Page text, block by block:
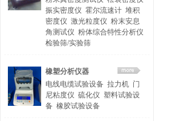
振实密度仪 霍尔流速计 堆积
密度仪 激光粒度仪 粉末安息
角测试仪 粉体综合特性分析仪
检验筛/实验筛
橡塑分析仪器
电线电缆试验设备 拉力机 门
尼粘度仪 硫化仪 塑料试验设
备 橡胶试验设备